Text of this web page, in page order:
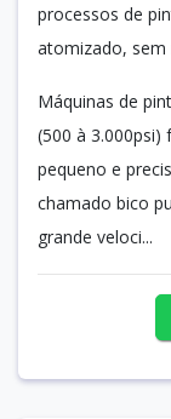
processos de
atomizado, sem
Máquinas de
(500 à
pequeno e
chamado bico
grande veloci...